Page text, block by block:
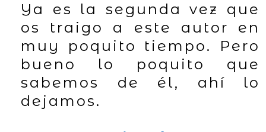
Ya es la segunda vez que
os traigo a este autor en
muy poquito tiempo. Pero
bueno lo poquito que
sabemos de él, ahí lo
dejamos.